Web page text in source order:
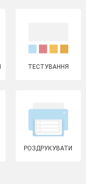
ТЕСТУВАННЯ
РОЗДРУКУВАТИ